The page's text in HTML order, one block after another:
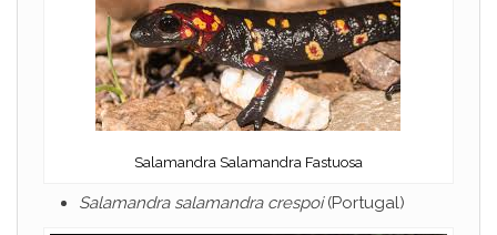
Salamandra Salamandra Fastuosa
Salamandra salamandra crespoi(Portugal)